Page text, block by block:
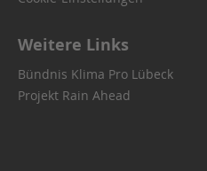
Weitere Links
Bündnis Klima Pro Lübeck
Projekt Rain Ahead